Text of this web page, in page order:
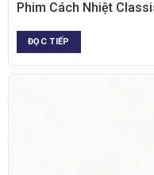
Phim Cách Nhiệt
ĐỌC TIẾP